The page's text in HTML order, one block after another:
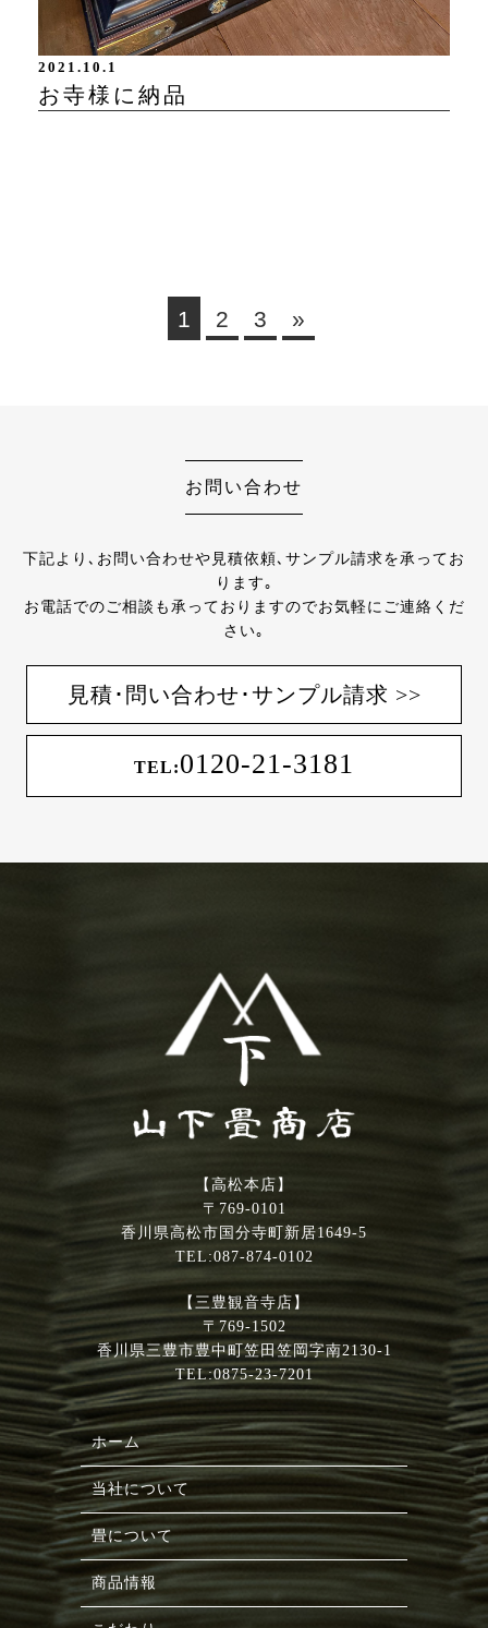
2021.10.1
お寺様に納品
1 2 3 »
お問い合わせ
下記より､お問い合わせや見積依頼､サンプル請求を承ってお
ります｡
お電話でのご相談も承っておりますのでお気軽にご連絡くだ
さい｡
見積･問い合わせ･サンプル請求 >>
TEL:0120-21-3181
【高松本店】
〒769-0101
香川県高松市国分寺町新居1649-5
TEL:087-874-0102
【三豊観音寺店】
〒769-1502
香川県三豊市豊中町笠田笠岡字南2130-1
TEL:0875-23-7201
ホーム
当社について
畳について
商品情報